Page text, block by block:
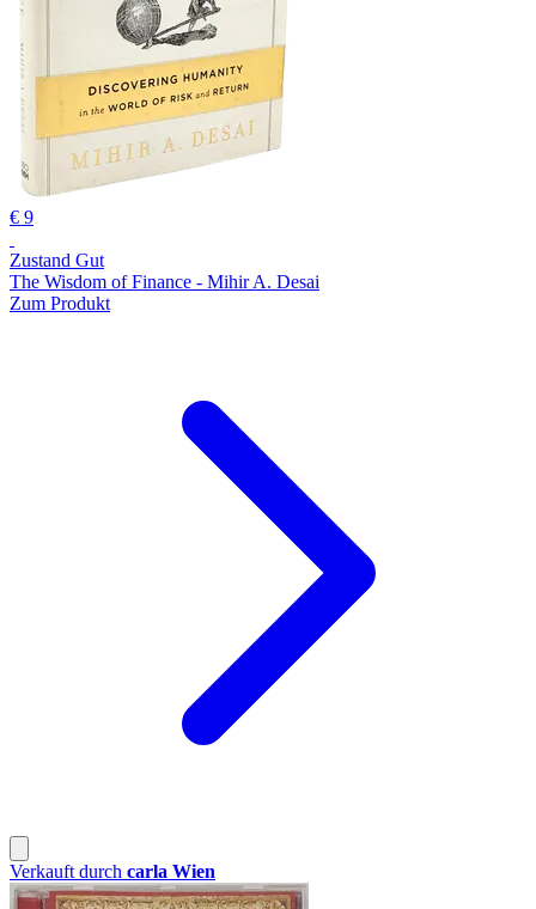
€ 9
Zustand Gut
The Wisdom of Finance - Mihir A. Desai
Zum Produkt
Verkauft durch carla Wien